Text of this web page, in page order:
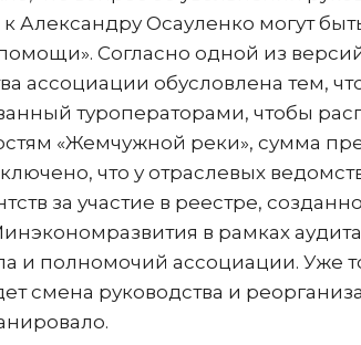
Александру Осауленко могут
Согласно одной из
ассоциации обусловлена тем,
туроператорами, чтобы
«Жемчужной реки», сумма
что у отраслевых
за участие в реестре,
в рамках аудита
и полномочий ассоциации. Уже
смена руководства и